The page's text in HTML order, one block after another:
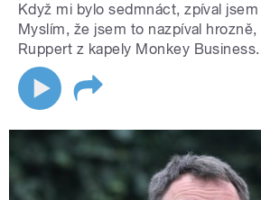
Když mi bylo sedmnáct, zpíval
Myslím, že jsem to nazpíval
Ruppert z kapely Monkey Business.